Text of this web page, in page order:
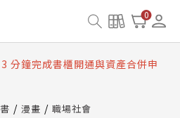
0
位閱讀資產合併與書櫃開通申請
櫃開通常見問題
3 分鐘完成書櫃開通與資產合併申
漫畫
職場社會